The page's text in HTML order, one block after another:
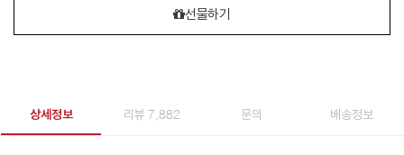
선물하기
상세정보 리뷰 7,882 문의 배송정보